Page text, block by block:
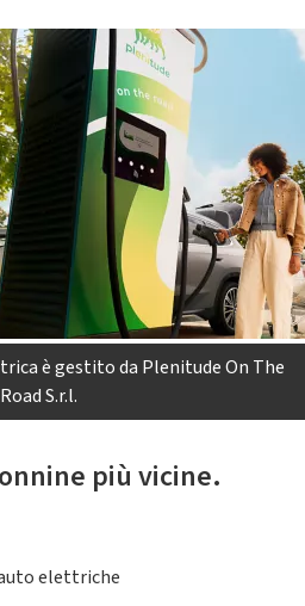
è gestito da Plenitude On The
Road S.r.l.
più vicine.
elettriche